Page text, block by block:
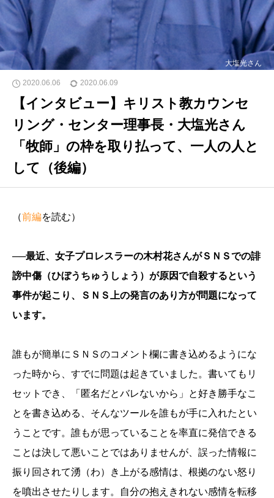
大塩光さん
2020.06.06 2020.06.09
【インタビュー】キリスト教カウンセ
リング・センター理事長・大塩光さん
「牧師」の枠を取り払って、一人の人と
して（後編）
（前編を読む）
──最近、女子プロレスラーの木村花さんがＳＮＳでの誹
謗中傷（ひぼうちゅうしょう）が原因で自殺するという
事件が起こり、ＳＮＳ上の発言のあり方が問題になって
います。
誰もが簡単にＳＮＳのコメント欄に書き込めるようにな
った時から、すでに問題は起きていました。書いてもリ
セットでき、「匿名だとバレないから」と好き勝手なこ
とを書き込める、そんなツールを誰もが手に入れたとい
うことです。誰もが思っていることを率直に発信できる
ことは決して悪いことではありませんが、誤った情報に
振り回されて湧（わ）き上がる感情は、根拠のない怒り
を噴出させたりします。自分の抱えきれない感情を転移